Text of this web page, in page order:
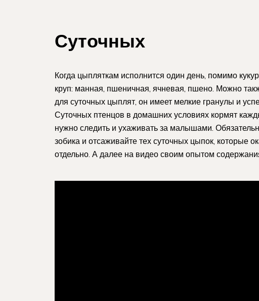
Суточных
Когда цыпляткам исполнится один день, помимо
круп: манная, пшеничная, ячневая, пшено. Можно
для суточных цыплят, он имеет мелкие гранулы и
Суточных птенцов в домашних условиях кормят
нужно следить и ухаживать за малышами.
зобика и отсаживайте тех суточных цыпок, которые
отдельно. А далее на видео своим опытом